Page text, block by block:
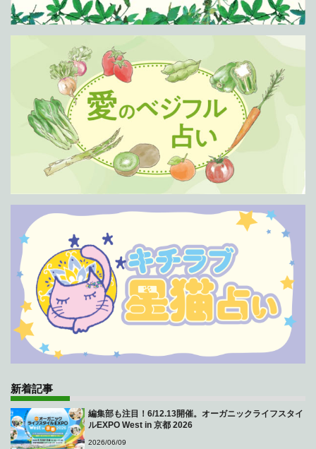
新着記事
編集部も注目！6/12.13開催。オーガニックライフスタイ
ルEXPO West in 京都 2026
2026/06/09